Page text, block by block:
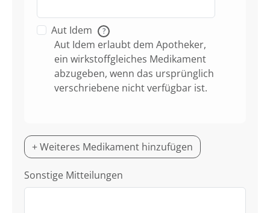
Aut Idem ?
Aut Idem erlaubt dem Apotheker,
ein wirkstoffgleiches Medikament
abzugeben, wenn das ursprünglich
verschriebene nicht verfügbar ist.
+ Weiteres Medikament hinzufügen
Sonstige Mitteilungen